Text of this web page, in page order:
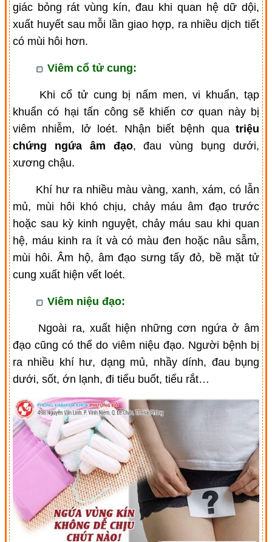
giác bỏng rát vùng kín, đau khi quan hệ dữ dội,
xuất huyết sau mỗi lần giao hợp, ra nhiều dịch tiết
có mùi hôi hơn.
Viêm cổ tử cung:
Khi cổ tử cung bị nấm men, vi khuẩn, tạp
khuẩn có hại tấn công sẽ khiến cơ quan này bị
viêm nhiễm, lở loét. Nhận biết bệnh qua triệu
chứng ngứa âm đạo, đau vùng bụng dưới,
xương chậu.
Khí hư ra nhiều màu vàng, xanh, xám, có lẫn
mủ, mùi hôi khó chịu, chảy máu âm đạo trước
hoặc sau kỳ kinh nguyệt, chảy máu sau khi quan
hệ, máu kinh ra ít và có màu đen hoặc nâu sẫm,
mùi hôi. Âm hộ, âm đạo sưng tấy đỏ, bề mặt tử
cung xuất hiện vết loét.
Viêm niệu đạo:
Ngoài ra, xuất hiện những cơn ngứa ở âm
đạo cũng có thể do viêm niệu đạo. Người bệnh bị
ra nhiều khí hư, dạng mủ, nhầy dính, đau bụng
dưới, sốt, ớn lạnh, đi tiểu buốt, tiểu rắt…